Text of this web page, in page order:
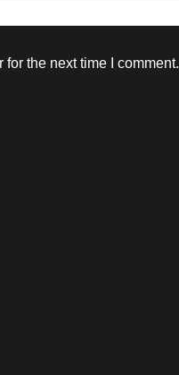
the next time I comment.